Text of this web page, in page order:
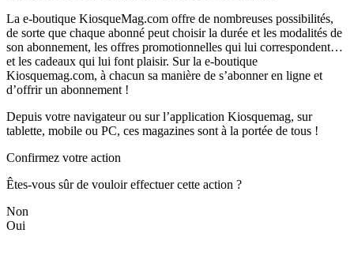
La e-boutique KiosqueMag.com offre de nombreuses possibilités,
de sorte que chaque abonné peut choisir la durée et les modalités de
son abonnement, les offres promotionnelles qui lui correspondent…
et les cadeaux qui lui font plaisir. Sur la e-boutique
Kiosquemag.com, à chacun sa manière de s’abonner en ligne et
d’offrir un abonnement !
Depuis votre navigateur ou sur l’application Kiosquemag, sur
tablette, mobile ou PC, ces magazines sont à la portée de tous !
Confirmez votre action
Êtes-vous sûr de vouloir effectuer cette action ?
Non
Oui